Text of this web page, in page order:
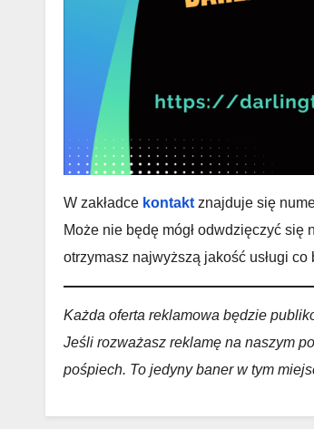
W zakładce kontakt znajduje się
Może nie będę mógł odwdzięczyć się
otrzymasz najwyższą jakość usługi
Każda oferta reklamowa będzie
Jeśli rozważasz reklamę na naszym
pośpiech. To jedyny baner w tym